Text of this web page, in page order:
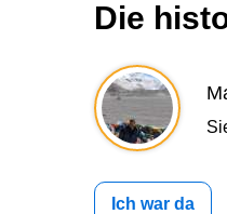
Die
Ich war da